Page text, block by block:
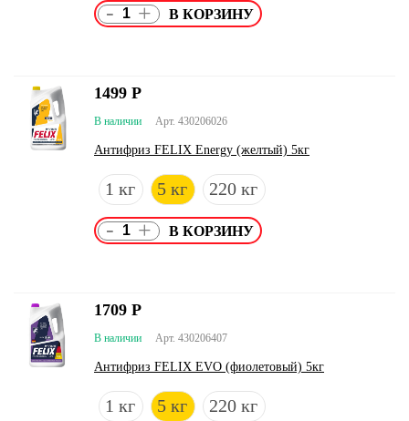
- +
Арт. 430206026
В наличии
Антифриз FELIX Energy (желтый) 5кг
1 кг 5 кг 220 кг
1499 Р
- +
Арт. 430206407
В наличии
Антифриз FELIX EVO (фиолетовый) 5кг
1 кг 5 кг 220 кг
1709 Р